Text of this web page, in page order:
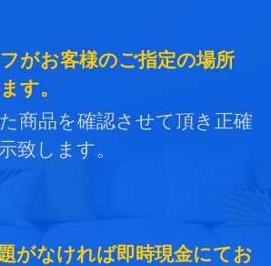
がお客様のご指定の場所
す。
商品を確認させて頂き正確
致します。
がなければ即時現金にてお